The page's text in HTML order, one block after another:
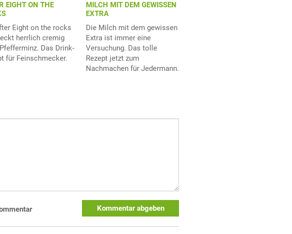
EIGHT ON THE
Eight on the rocks
herrlich cremig
Das Drink-
für Feinschmecker.
MILCH MIT DEM GEWISSEN
EXTRA
Die Milch mit dem gewissen
Extra ist immer eine
Versuchung. Das tolle
Rezept jetzt zum
Nachmachen für Jedermann.
Kommentar abgeben